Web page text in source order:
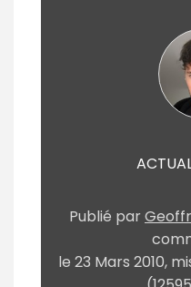
Publié par
le 23 Mars 2010,